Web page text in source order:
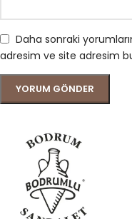
Daha sonraki
adresim ve site adresim